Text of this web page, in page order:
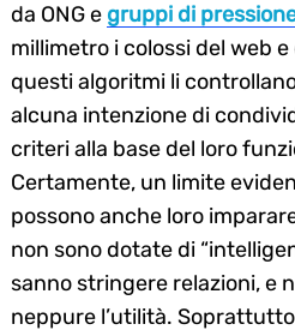
da ONG e gruppi di
millimetro i colossi del web
questi algoritmi li
alcuna intenzione di
criteri alla base del loro
Certamente, un limite
possono anche loro
non sono dotate di
sanno stringere relazioni, e
neppure l’utilità.